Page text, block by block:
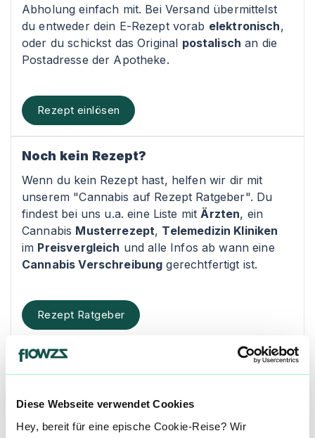
Diese Webseite verwendet Cookies
Hey, bereit für eine epische Cookie-Reise? Wir
Abholung einfach mit. Bei Versand übermittelst
du entweder dein E-Rezept vorab elektronisch,
oder du schickst das Original postalisch an die
Postadresse der Apotheke.
Rezept einlösen
Noch kein Rezept?
Wenn du kein Rezept hast, helfen wir dir mit
unserem "Cannabis auf Rezept Ratgeber". Du
findest bei uns u.a. eine Liste mitÄrzten, ein
Cannabis Musterrezept, Telemedizin Kliniken
im Preisvergleich und alle Infos ab wann eine
Cannabis Verschreibung gerechtfertigt ist.
Rezept Ratgeber
Kontakt